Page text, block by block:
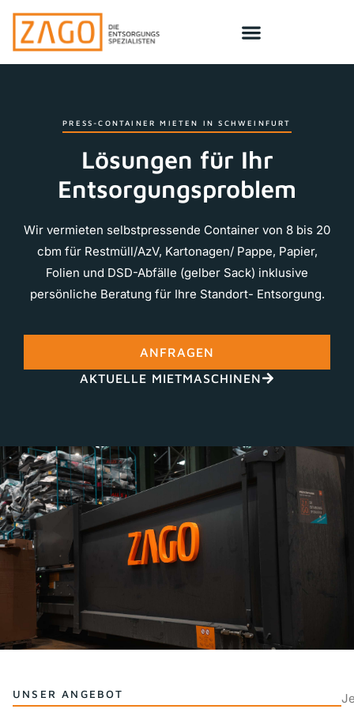
PRESS-CONTAINER MIETEN IN SCHWEINFURT
Lösungen für Ihr
Entsorgungsproblem
Wir vermieten selbstpressende Container von 8 bis 20
cbm für Restmüll/AzV, Kartonagen/ Pappe, Papier,
Folien und DSD-Abfälle (gelber Sack) inklusive
persönliche Beratung für Ihre Standort- Entsorgung.
ANFRAGEN
AKTUELLE MIETMASCHINEN
UNSER ANGEBOT